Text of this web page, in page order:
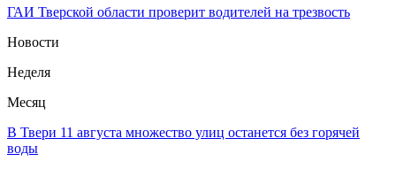
ГАИ Тверской области проверит водителей на трезвость
Новости
Неделя
Месяц
В Твери 11 августа множество улиц останется без горячей
воды